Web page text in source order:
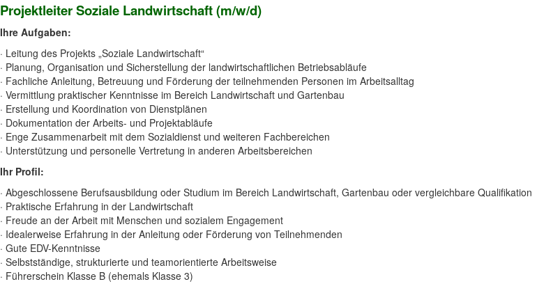
Projektleiter Soziale Landwirtschaft (m/w/d)
Ihre Aufgaben:
· Leitung des Projekts „Soziale Landwirtschaft“
· Planung, Organisation und Sicherstellung der landwirtschaftlichen Betriebsabläufe
· Fachliche Anleitung, Betreuung und Förderung der teilnehmenden Personen im Arbeitsalltag
· Vermittlung praktischer Kenntnisse im Bereich Landwirtschaft und Gartenbau
· Erstellung und Koordination von Dienstplänen
· Dokumentation der Arbeits- und Projektabläufe
· Enge Zusammenarbeit mit dem Sozialdienst und weiteren Fachbereichen
· Unterstützung und personelle Vertretung in anderen Arbeitsbereichen
Ihr Profil:
· Abgeschlossene Berufsausbildung oder Studium im Bereich Landwirtschaft, Gartenbau oder vergleichbare Qualifikation
· Praktische Erfahrung in der Landwirtschaft
· Freude an der Arbeit mit Menschen und sozialem Engagement
· Idealerweise Erfahrung in der Anleitung oder Förderung von Teilnehmenden
· Gute EDV-Kenntnisse
· Selbstständige, strukturierte und teamorientierte Arbeitsweise
· Führerschein Klasse B (ehemals Klasse 3)